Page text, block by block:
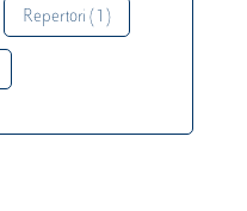
Repertori ( 1 )